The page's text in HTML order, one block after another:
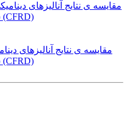
مقایسه ی‌ نتایج آنالیزهای‌
سنگریزی‌ شده با‌رویه‌ی‌ بتنی‌ (CFRD)